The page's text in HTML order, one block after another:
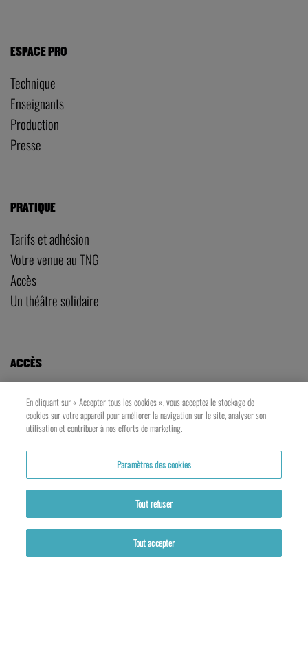
ESPACE PRO
Technique
Enseignants
Production
Presse
PRATIQUE
Tarifs et adhésion
Votre venue au TNG
Accès
Un théâtre solidaire
ACCÈS
LE TNG – VAISE
23 rue de Bourgogne – Lyon 9ème
LES ATELIERS – PRESQU’ÎLE
5 rue du Petit David – Lyon 2ème
En cliquant sur « Accepter tous les cookies », vous acceptez le stockage de
cookies sur votre appareil pour améliorer la navigation sur le site, analyser son
utilisation et contribuer à nos efforts de marketing.
Paramètres des cookies
Tout refuser
Tout accepter